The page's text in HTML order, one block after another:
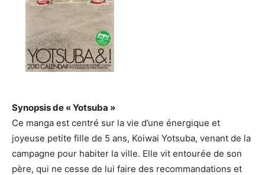
Synopsis de « Yotsuba »
Ce manga est centré sur la vie d’une énergique et
joyeuse petite fille de 5 ans, Koiwai Yotsuba, venant de la
campagne pour habiter la ville. Elle vit entourée de son
père, qui ne cesse de lui faire des recommandations et